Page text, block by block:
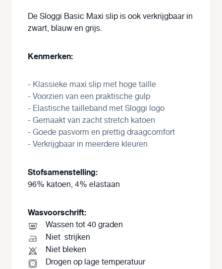
De Sloggi Basic Maxi slip is ook verkrijgbaar in
zwart, blauw en grijs.
Kenmerken:
- Klassieke maxi slip met hoge taille
- Voorzien van een praktische gulp
- Elastische tailleband met Sloggi logo
- Gemaakt van zacht stretch katoen
- Goede pasvorm en prettig draagcomfort
- Verkrijgbaar in meerdere kleuren
Stofsamenstelling:
96% katoen, 4% elastaan
Wasvoorschrift:
Wassen tot 40 graden
Niet strijken
Niet bleken
Drogen op lage temperatuur